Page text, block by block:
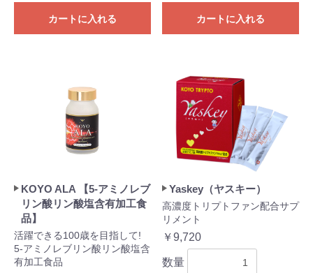
カートに入れる カートに入れる
KOYO ALA 【5-アミノレブ
リン酸リン酸塩含有加工食
品】
活躍できる100歳を目指して!
5-アミノレブリン酸リン酸塩含
有加工食品
Yaskey（ヤスキー）
高濃度トリプトファン配合サプ
リメント
￥9,720
数量